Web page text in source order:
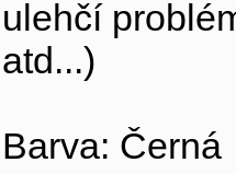
ulehčí
atd...)
Barva: Černá